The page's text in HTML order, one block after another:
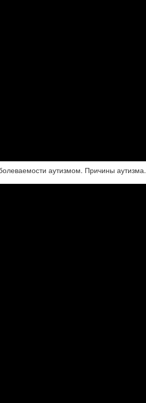
аутизмом. Причины аутизма.